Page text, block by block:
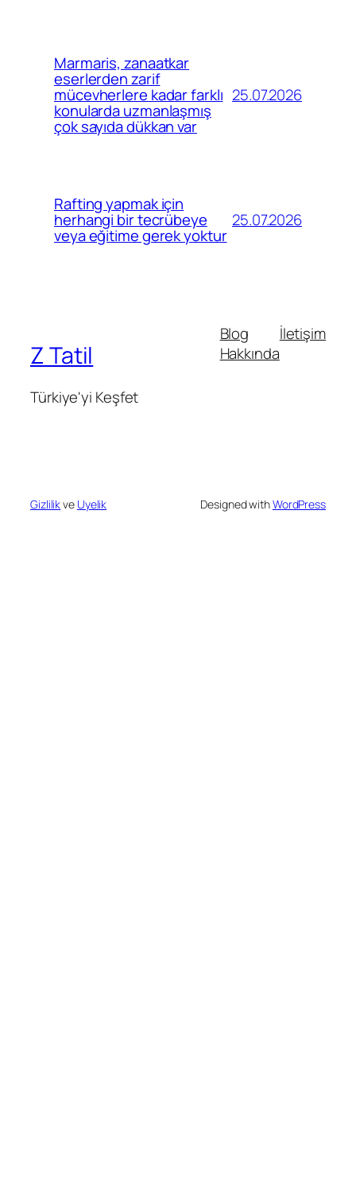
Marmaris, zanaatkar
eserlerden zarif
mücevherlere kadar farklı
konularda uzmanlaşmış
çok sayıda dükkan var
25.07.2026
Rafting yapmak için
herhangi bir tecrübeye
veya eğitime gerek yoktur
25.07.2026
Z Tatil
Türkiye'yi Keşfet
Blog
Hakkında
İletişim
Gizlilikve Uyelik Designed withWordPress